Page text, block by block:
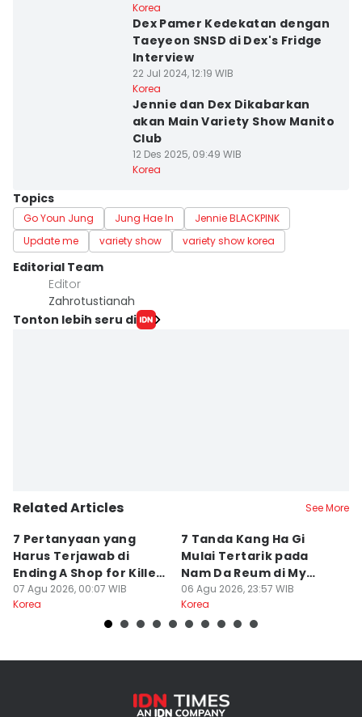
Korea
Dex Pamer Kedekatan dengan
Taeyeon SNSD di Dex's Fridge
Interview
22 Jul 2024, 12:19 WIB
Korea
Jennie dan Dex Dikabarkan
akan Main Variety Show Manito
Club
12 Des 2025, 09:49 WIB
Korea
Topics
Go Youn Jung Jung Hae In
Jennie BLACKPINK
Update me
variety show variety show korea
Editorial Team
Editor
Zahrotustianah
Tonton lebih seru di
Related Articles See More
7 Pertanyaan yang
Harus Terjawab di
Ending A Shop for Killers
2
07 Agu 2026, 00:07 WIB
Korea
7 Tanda Kang Ha Gi
Mulai Tertarik pada
Nam Da Reum di My
Bias, My Boss
06 Agu 2026, 23:57 WIB
Korea